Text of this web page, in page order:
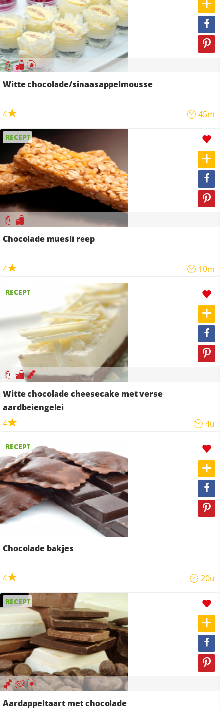
Witte chocolade/sinaasappelmousse
4 45m
RECEPT
Chocolade muesli reep
4 10m
RECEPT
Witte chocolade cheesecake met verse
aardbeiengelei
4
4u
RECEPT
Chocolade bakjes
4 20u
RECEPT
Aardappeltaart met chocolade